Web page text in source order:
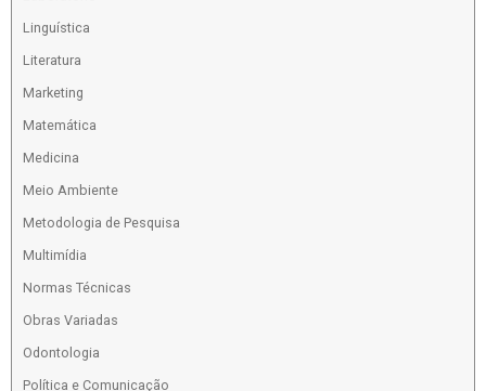
Linguística
Literatura
Marketing
Matemática
Medicina
Meio Ambiente
Metodologia de Pesquisa
Multimídia
Normas Técnicas
Obras Variadas
Odontologia
Política e Comunicação